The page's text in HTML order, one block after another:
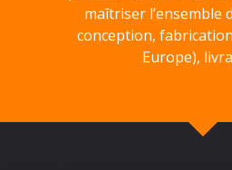
maîtriser l’ensemble
conception,
Europe),